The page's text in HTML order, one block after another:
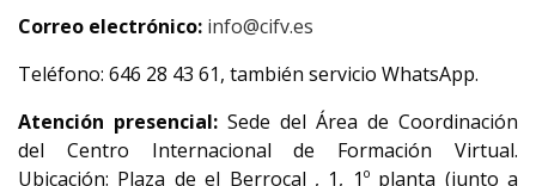
Correo electrónico: info@cifv.es
Teléfono: 646 28 43 61, también servicio WhatsApp.
Atención presencial: Sede del Área de Coordinación
del Centro Internacional de Formación Virtual.
Ubicación: Plaza de el Berrocal , 1, 1º planta (junto a